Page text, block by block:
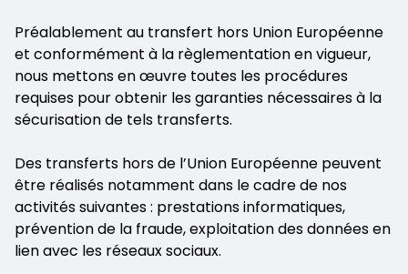
Préalablement au transfert hors Union Européenne
et conformément à la règlementation en vigueur,
nous mettons en œuvre toutes les procédures
requises pour obtenir les garanties nécessaires à la
sécurisation de tels transferts.
Des transferts hors de l’Union Européenne peuvent
être réalisés notamment dans le cadre de nos
activités suivantes : prestations informatiques,
prévention de la fraude, exploitation des données en
lien avec les réseaux sociaux.